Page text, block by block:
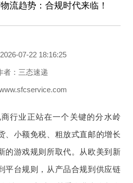
流趋势：合规时代来临！
07-22 18:16:25
者：三态速递
行业正站在一个关键的分水岭
、小额免税、粗放式直邮的增长
的游戏规则所取代。从欧美到新
平台规则，从产品合规到供应链